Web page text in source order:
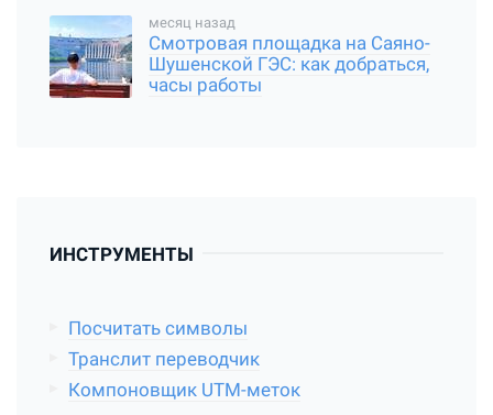
месяц назад
Смотровая площадка на Саяно-
Шушенской ГЭС: как добраться,
часы работы
ИНСТРУМЕНТЫ
Посчитать символы
Транслит переводчик
Компоновщик UTM-меток